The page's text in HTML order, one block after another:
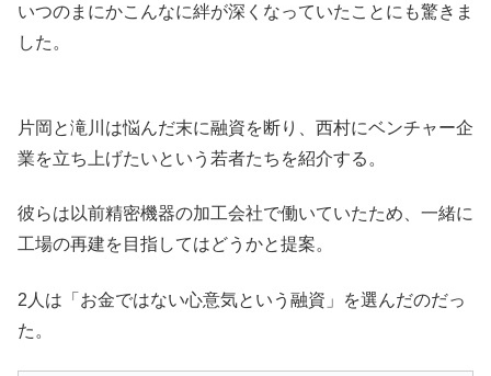
いつのまにかこんなに絆が深くなっていたことにも驚きま
した。
片岡と滝川は悩んだ末に融資を断り、西村にベンチャー企
業を立ち上げたいという若者たちを紹介する。
彼らは以前精密機器の加工会社で働いていたため、一緒に
工場の再建を目指してはどうかと提案。
2人は「お金ではない心意気という融資」を選んだのだっ
た。